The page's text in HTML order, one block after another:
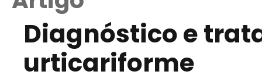
Diagnóstico e
urticariforme